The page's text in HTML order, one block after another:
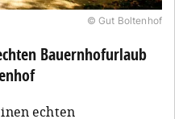
© Gut Boltenhof
Bauernhofurlaub
echten